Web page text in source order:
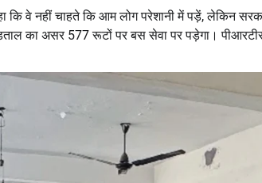
कि वे नहीं चाहते कि आम लोग परेशानी में पड़ें, लेकिन
का असर 577 रूटों पर बस सेवा पर पड़ेगा।